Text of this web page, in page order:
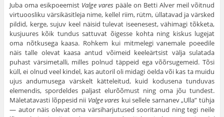
Juba oma esikpoeemist Valge vares pääle on Betti Alver meil võitnud
virtuoosliku värsikäsitleja nime, kellel riim, rütm, üllatavad ja värsked
pildid, kerge, sujuv keel näisid tulevat iseenesest, vähimagi tõkketa,
kusjuures kõik tundus sattuvat õigesse kohta ning kiskus lugejat
oma nõtkusega kaasa. Rohkem kui mitmelegi vanemale poeedile
näis talle olevat kaasa antud võimeid keeleärtsist välja sulatada
puhast värsimetalli, milles polnud täppeid ega võõrsugemeid. Tõsi
küll, ei olnud veel kindel, kas autoril oli midagi öelda või kas ta muidu
ujus andumusega värskelt kätteleitud, kuid kodusena tunduvas
elemendis, spordeldes paljast elurõõmust ning oma jõu tundest.
Mäletatavasti lõppesid nii Valge vares kui sellele sarnanev „Ulla” tühja
— autor näis olevat oma värsiharjutused sooritanud ning tegi neile